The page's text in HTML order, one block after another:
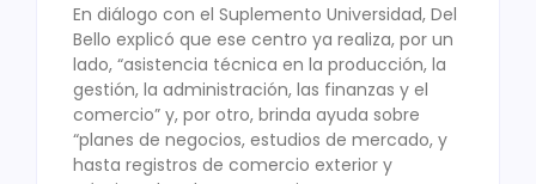
En diálogo con el Suplemento Universidad, Del
Bello explicó que ese centro ya realiza, por un
lado, “asistencia técnica en la producción, la
gestión, la administración, las finanzas y el
comercio” y, por otro, brinda ayuda sobre
“planes de negocios, estudios de mercado, y
hasta registros de comercio exterior y